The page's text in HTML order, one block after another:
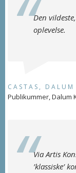
Den
oplevelse.
CASTAS, DALUM
Publikummer, Dalum
Via Artis
’klassiske’